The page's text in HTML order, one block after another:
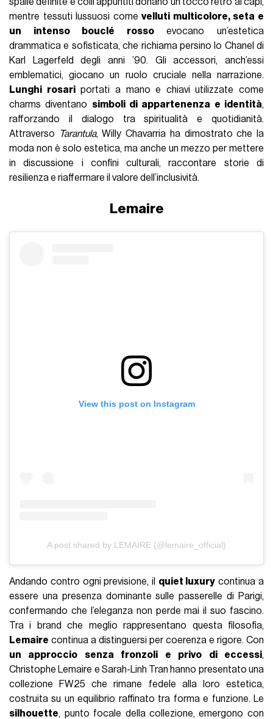
spalle definite e colli appuntiti donano un tocco rétro ai capi,
mentre tessuti lussuosi comevelluti multicolore, seta e
un intenso bouclé rossoevocano un’estetica
drammatica e sofisticata, che richiama persino lo Chanel di
Karl Lagerfeld degli anni ’90. Gli accessori, anch’essi
emblematici, giocano un ruolo cruciale nella narrazione.
Lunghi rosariportati a mano e chiavi utilizzate come
charms diventano simboli di appartenenza e identità,
rafforzando il dialogo tra spiritualità e quotidianità.
Attraverso
Tarantula, Willy Chavarria ha dimostrato che la
moda non è solo estetica, ma anche un mezzo per mettere
in discussione i confini culturali, raccontare storie di
resilienza e riaffermare il valore dell’inclusività.
Lemaire
View this post on Instagram
A post shared by LEMAIRE (@lemaire_official)
Andando contro ogni previsione, il quiet luxury continua a
essere una presenza dominante sulle passerelle di Parigi,
confermando che l’eleganza non perde mai il suo fascino.
Tra i brand che meglio rappresentano questa filosofia,
Lemaire continua a distinguersi per coerenza e rigore. Con
un approccio senza fronzoli e privo di eccessi,
Christophe Lemaire e Sarah-Linh Tran hanno presentato una
collezione FW25 che rimane fedele alla loro estetica,
costruita su un equilibrio raffinato tra forma e funzione. Le
silhouette, punto focale della collezione, emergono con